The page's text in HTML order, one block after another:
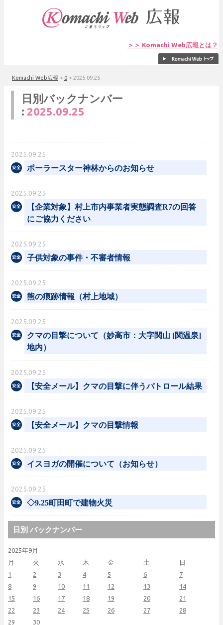
＞＞ Komachi Web広報とは？
Komachi Web広報 > 0 > 2025.09.25
日別バックナンバー
: 2025.09.25
2025.09.25
ポーラースター神林からのお知らせ
2025.09.25
【企業対象】村上市内事業者実態調査R7の回答
にご協力ください
2025.09.25
子供対象の事件・不審者情報
2025.09.25
熊の痕跡情報（村上地域）
2025.09.25
クマの目撃について（妙高市：大字関山 [関温泉]
地内）
2025.09.25
【安全メール】クマの目撃に伴うパトロール結果
2025.09.25
【安全メール】クマの目撃情報
2025.09.25
イスヨガの開催について（お知らせ）
2025.09.25
◇9.25町田町で建物火災
日別 バックナンバー
2025年9月
月
火 水 木 金 土 日
1 2 3 4 5 6
7
8
9 10 11 12 13
14
15
16 17 18 19 20
21
22
23 24 25 26 27
28
29
30